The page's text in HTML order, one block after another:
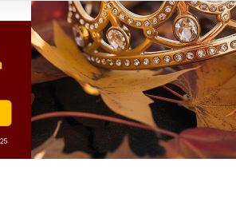
Podcasty
Zarabiaj w internecie
Akcje promocyjne
Regulaminy